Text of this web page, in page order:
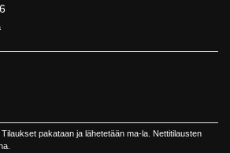
pakataan ja lähetetään ma-la. Nettitilausten